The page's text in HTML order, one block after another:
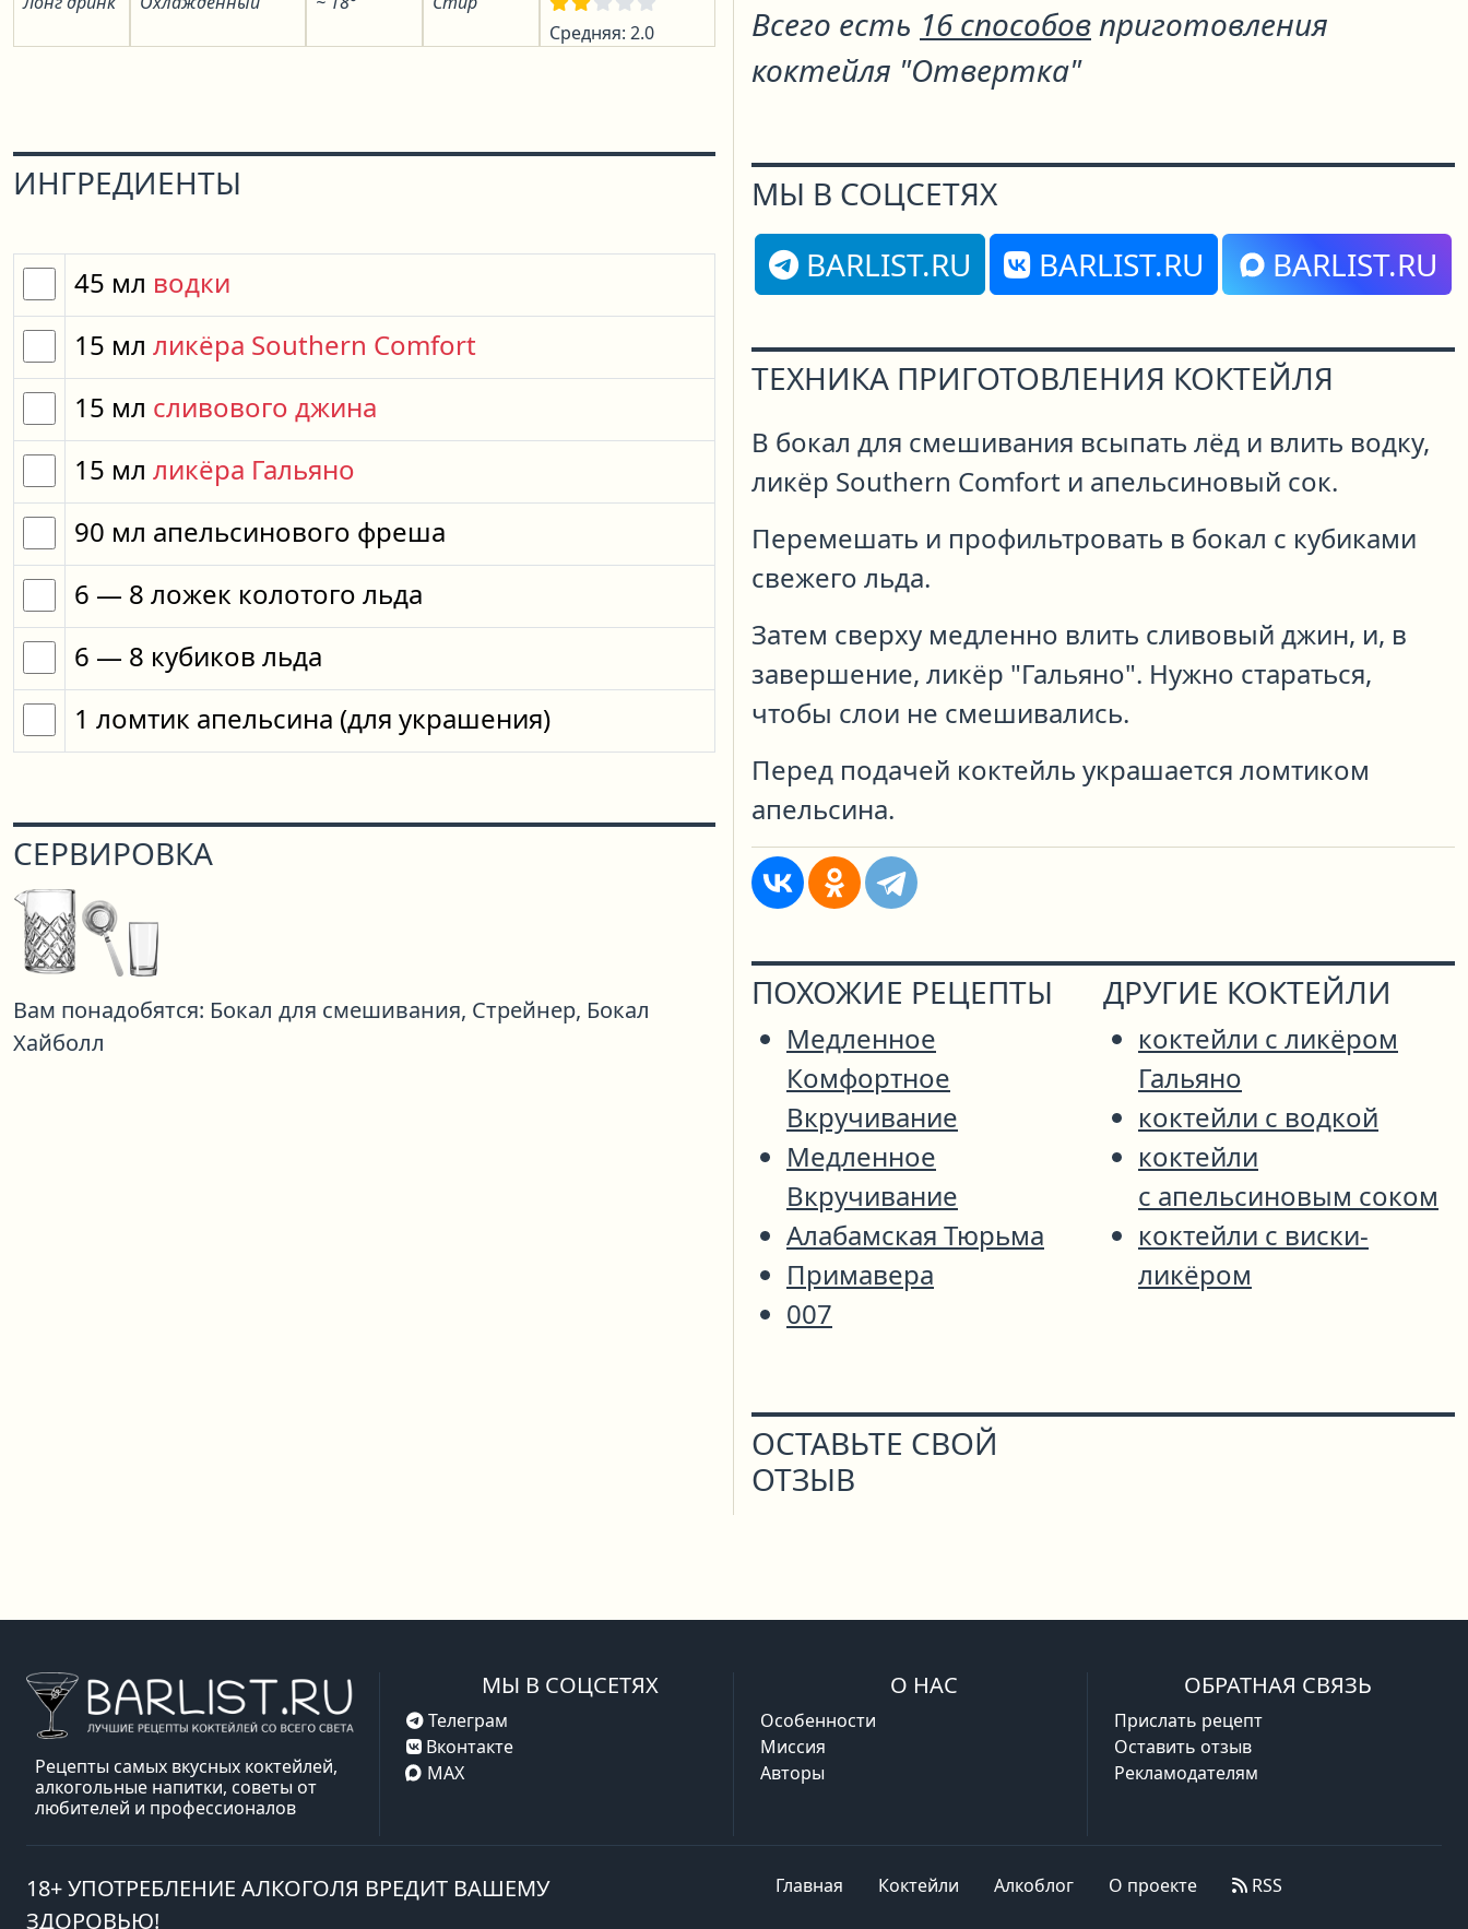
Средняя: 2.0
ИНГРЕДИЕНТЫ
45 мл водки
15 мл ликёра Southern Comfort
15 мл сливового джина
15 мл ликёра Гальяно
90 мл апельсинового фреша
6 — 8 ложек колотого льда
6 — 8 кубиков льда
1 ломтик апельсина (для украшения)
СЕРВИРОВКА
Вам понадобятся: Бокал для смешивания, Стрейнер, Бокал
Хайболл
Всего есть 16 способовприготовления
коктейля "Отвертка"
МЫ В СОЦСЕТЯХ
BARLIST.RU
BARLIST.RU BARLIST.RU
ТЕХНИКА ПРИГОТОВЛЕНИЯ КОКТЕЙЛЯ
В бокал для смешивания всыпать лёд и влить водку,
ликёр Southern Comfort и апельсиновый сок.
Перемешать и профильтровать в бокал с кубиками
свежего льда.
Затем сверху медленно влить сливовый джин, и, в
завершение, ликёр "Гальяно". Нужно стараться,
чтобы слои не смешивались.
Перед подачей коктейль украшается ломтиком
апельсина.
ПОХОЖИЕ РЕЦЕПТЫ
Медленное
Комфортное
Вкручивание
Медленное
Вкручивание
Алабамская Тюрьма
Примавера
007
ДРУГИЕ КОКТЕЙЛИ
коктейли с ликёром
Гальяно
коктейли с водкой
коктейли
с апельсиновым соком
коктейли с виски-
ликёром
ОСТАВЬТЕ СВОЙ
ОТЗЫВ
Рецепты самых вкусных коктейлей,
алкогольные напитки, советы от
любителей и профессионалов
МЫ В СОЦСЕТЯХ
Телеграм
Вконтакте
MAX
О НАС
Особенности
Миссия
Авторы
ОБРАТНАЯ СВЯЗЬ
Прислать рецепт
Оставить отзыв
Рекламодателям
18+ УПОТРЕБЛЕНИЕ АЛКОГОЛЯ ВРЕДИТ ВАШЕМУ
ЗДОРОВЬЮ!
Главная Коктейли Алкоблог О проекте RSS